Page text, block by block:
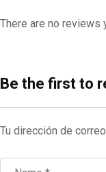
There are no reviews
Be the first to
Tu dirección de